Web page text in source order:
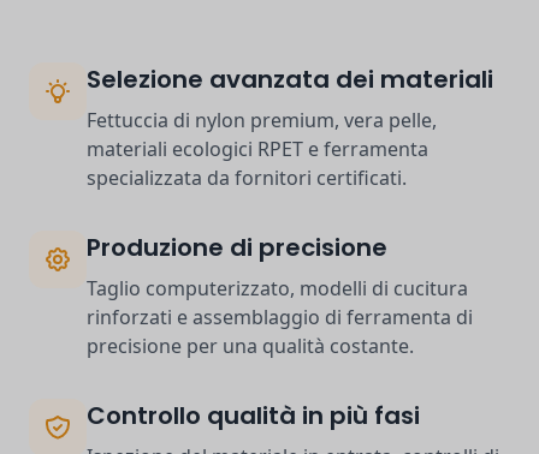
Selezione avanzata dei materiali
Fettuccia di nylon premium, vera pelle,
materiali ecologici RPET e ferramenta
specializzata da fornitori certificati.
Produzione di precisione
Taglio computerizzato, modelli di cucitura
rinforzati e assemblaggio di ferramenta di
precisione per una qualità costante.
Controllo qualità in più fasi